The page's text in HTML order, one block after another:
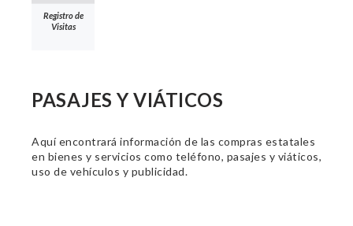
Registro de
Visitas
PASAJES Y VIÁTICOS
Aquí encontrará información de las compras estatales
en bienes y servicios como teléfono, pasajes y viáticos,
uso de vehículos y publicidad.